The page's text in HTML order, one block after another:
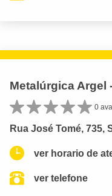
Metalúrgica Argel
0
Rua José Tomé, 735,
ver horario de
ver telefone